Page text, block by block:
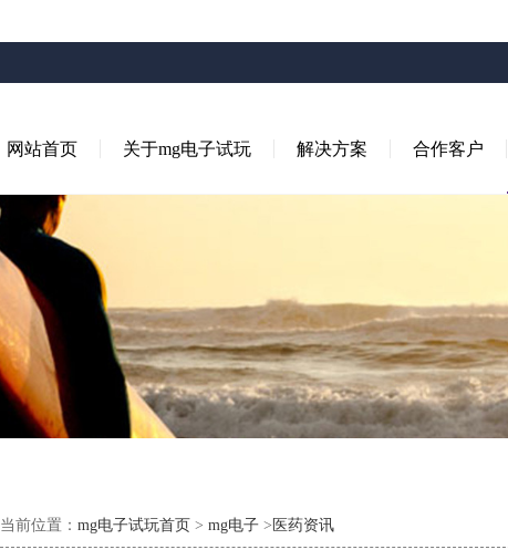
网站首页 关于mg电子试玩 解决方案 合作客户
当前位置： mg电子试玩首页 > mg电子 > 医药资讯